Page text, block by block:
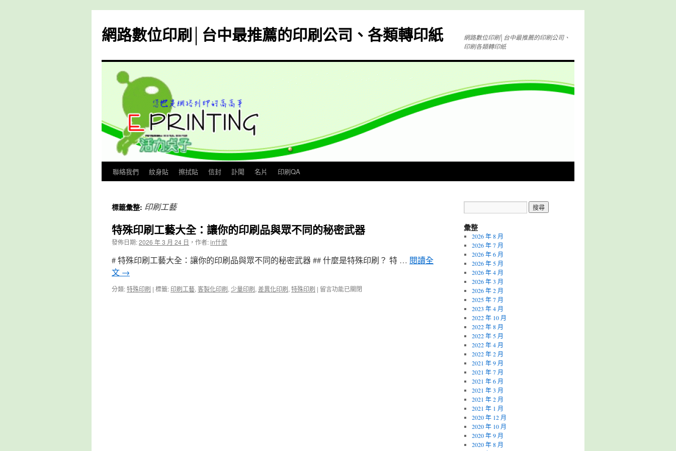
主
要
容
網路數位印刷│台中最推薦的印刷公司、各類轉印紙
網路數位印刷│台中最推薦的印刷公司、
印刷各類轉印紙
聯絡我們 紋身貼 擦拭貼 信封 訃聞 名片 印刷QA
標籤彙整: 印刷工藝
特殊印刷工藝大全：讓你的印刷品與眾不同的秘密武器
發佈日期:2026 年 3 月 24 日 ， 作者:in什麼
# 特殊印刷工藝大全：讓你的印刷品與眾不同的秘密武器 ## 什麼是特殊印刷？ 特 … 閱讀全
文 →
分類:特殊印刷 | 標籤: 印刷工藝, 客製化印刷, 少量印刷, 差異化印刷, 特殊印刷 | 在
留言功能已關閉
彙整
2026 年 8 月
2026 年 7 月
2026 年 6 月
2026 年 5 月
2026 年 4 月
2026 年 3 月
2026 年 2 月
2025 年 7 月
2023 年 4 月
2022 年 10 月
2022 年 8 月
2022 年 5 月
2022 年 4 月
2022 年 2 月
2021 年 9 月
2021 年 7 月
2021 年 6 月
2021 年 3 月
2021 年 2 月
2021 年 1 月
2020 年 12 月
2020 年 10 月
2020 年 9 月
2020 年 8 月